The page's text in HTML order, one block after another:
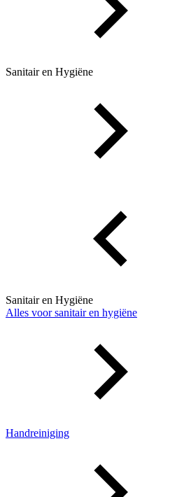
Sanitair en Hygiëne
Sanitair en Hygiëne
Alles voor sanitair en hygiëne
Handreiniging